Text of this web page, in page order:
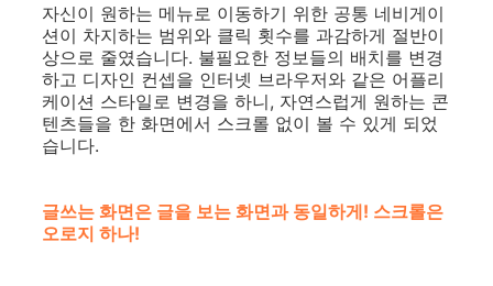
자신이 원하는 메뉴로 이동하기 위한 공통 네비게이
션이 차지하는 범위와 클릭 횟수를 과감하게 절반이
상으로 줄였습니다. 불필요한 정보들의 배치를 변경
하고 디자인 컨셉을 인터넷 브라우저와 같은 어플리
케이션 스타일로 변경을 하니, 자연스럽게 원하는 콘
텐츠들을 한 화면에서 스크롤 없이 볼 수 있게 되었
습니다.
글쓰는 화면은 글을 보는 화면과 동일하게! 스크롤은
오로지 하나!